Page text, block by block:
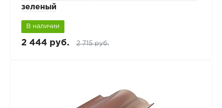
зеленый
В наличии
2 444 руб. 2 715 руб.